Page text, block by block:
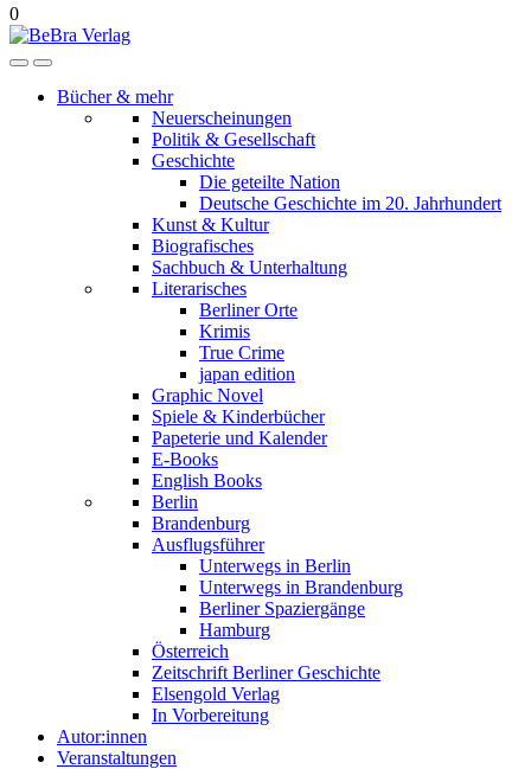
0
Bücher & mehr
Neuerscheinungen
Politik & Gesellschaft
Geschichte
Die geteilte Nation
Deutsche Geschichte im 20. Jahrhundert
Kunst & Kultur
Biografisches
Sachbuch & Unterhaltung
Literarisches
Berliner Orte
Krimis
True Crime
japan edition
Graphic Novel
Spiele & Kinderbücher
Papeterie und Kalender
E-Books
English Books
Berlin
Brandenburg
Ausflugsführer
Unterwegs in Berlin
Unterwegs in Brandenburg
Berliner Spaziergänge
Hamburg
Österreich
Zeitschrift Berliner Geschichte
Elsengold Verlag
In Vorbereitung
Autor:innen
Veranstaltungen